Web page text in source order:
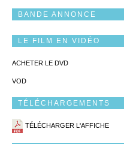
BANDE ANNONCE
LE FILM EN VIDÉO
ACHETER LE DVD
VOD
TÉLÉCHARGEMENTS
TÉLÉCHARGER L'AFFICHE